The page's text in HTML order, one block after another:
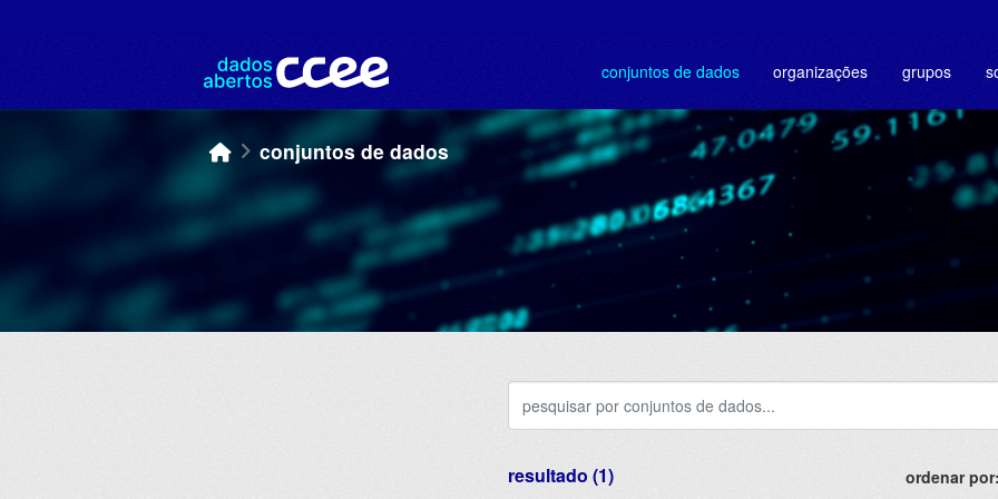
conjuntos de dados organizações grupos
conjuntos de dados
ordenar por
resultado (1)